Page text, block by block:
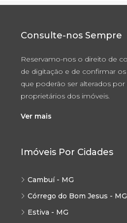
Consulte-nos Sempre
Reservamo-nos o direito de
de digitação e de confirmar os
que poderão ser alterados
proprietários dos imóveis.
Ver mais
Imóveis Por Cidades
Cambuí - MG
Córrego do Bom Jesus - MG
Estiva - MG